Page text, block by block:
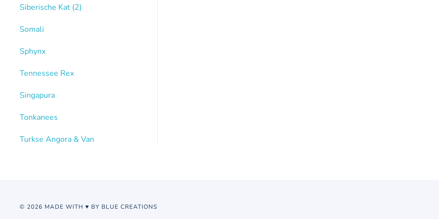
Siberische Kat (2)
Somali
Sphynx
Tennessee Rex
Singapura
Tonkanees
Turkse Angora & Van
© 2026 MADE WITH ♥ BY BLUE CREATIONS